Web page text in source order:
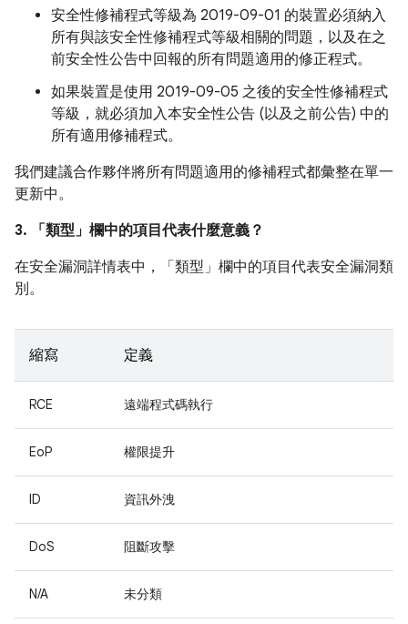
安全性修補程式等級為 2019-09-01 的裝置必須納入
所有與該安全性修補程式等級相關的問題，以及在之
前安全性公告中回報的所有問題適用的修正程式。
如果裝置是使用 2019-09-05 之後的安全性修補程式
等級，就必須加入本安全性公告 (以及之前公告) 中的
所有適用修補程式。
我們建議合作夥伴將所有問題適用的修補程式都彙整在單一
更新中。
3. 「類型」 欄中的項目代表什麼意義？
在安全漏洞詳情表中，「類型」 欄中的項目代表安全漏洞類
別。
縮寫 定義
RCE 遠端程式碼執行
EoP 權限提升
ID 資訊外洩
DoS 阻斷攻擊
N/A 未分類